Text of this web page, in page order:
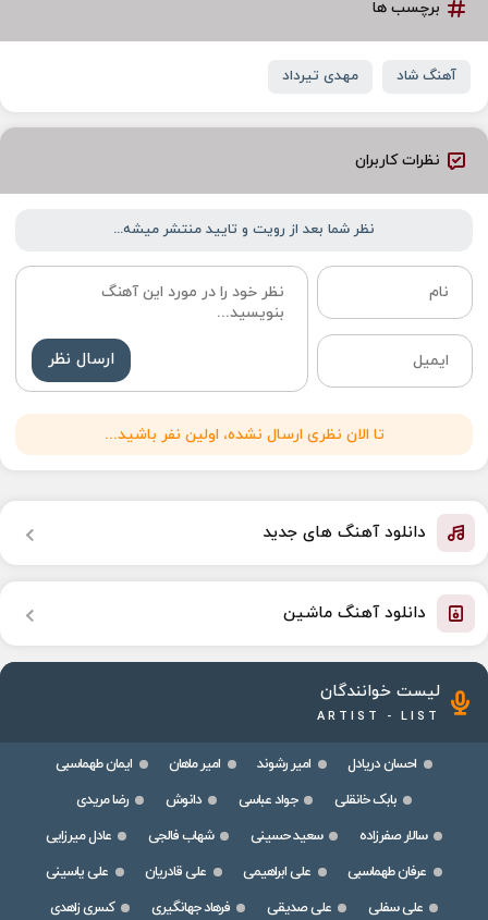
برچسب ها
آهنگ شاد مهدی تیرداد
نظرات کاربران
نظر شما بعد از رویت و تایید منتشر میشه...
ارسال نظر
تا الان نظری ارسال نشده، اولین نفر باشید...
دانلود آهنگ های جدید
دانلود آهنگ ماشین
لیست خوانندگان
ARTIST - LIST
احسان دریادل امیر رشوند امیر ماهان
ایمان طهماسبی
بابک خانقلی
جواد عباسی دانوش
رضا مریدی
سالار صفرزاده
سعید حسینی شهاب فالجی
عادل میرزایی
عرفان طهماسبی
علی ابراهیمی علی قادریان
علی یاسینی
علی سفلی
علی صدیقی فرهاد جهانگیری
کسری زاهدی